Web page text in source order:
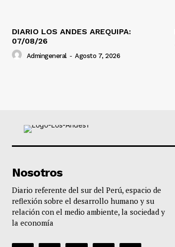
DIARIO LOS ANDES AREQUIPA:
07/08/26
Admingeneral - Agosto 7, 2026
Nosotros
Diario referente del sur del Perú, espacio de
reflexión sobre el desarrollo humano y su
relación con el medio ambiente, la sociedad y
la economía